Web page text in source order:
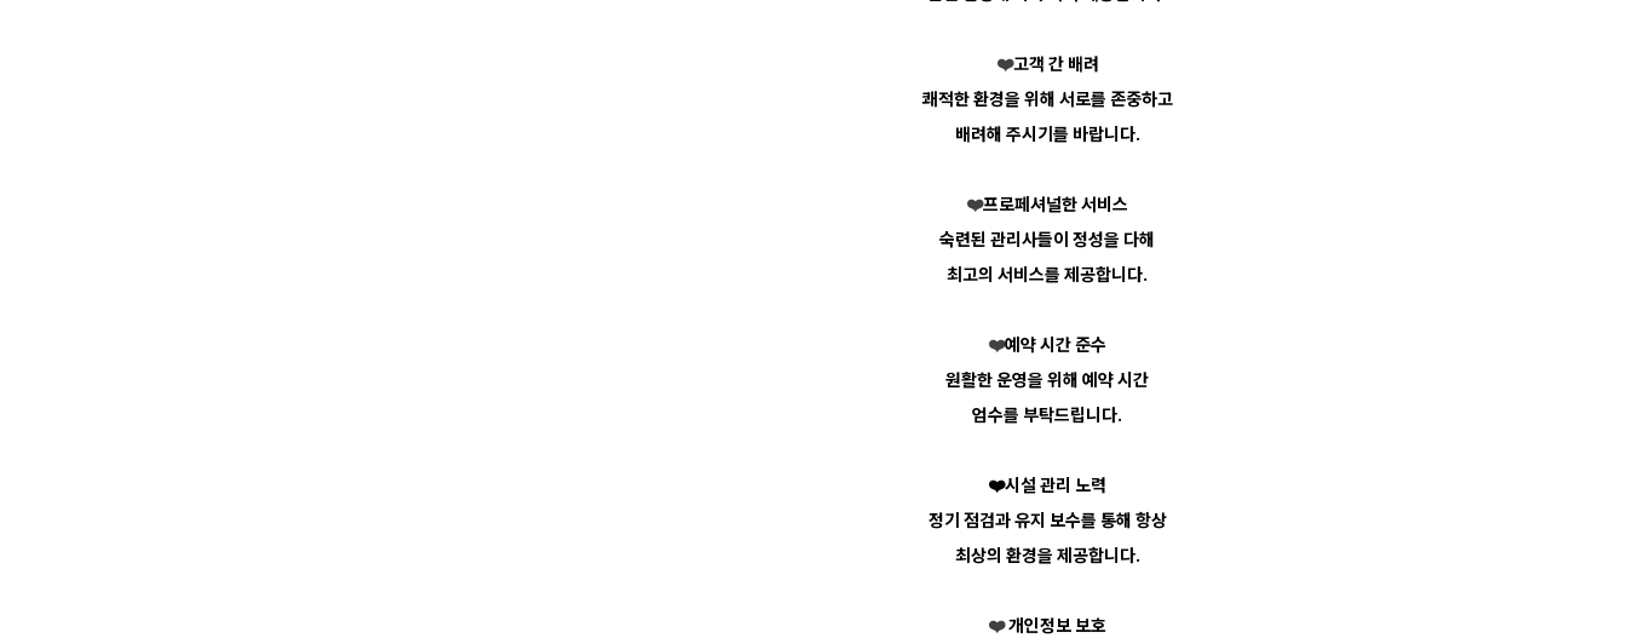
❤️고객 간 배려
쾌적한 환경을 위해 서로를 존중하고
배려해 주시기를 바랍니다.
❤️프로페셔널한 서비스
숙련된 관리사들이 정성을 다해
최고의 서비스를 제공합니다.
❤️예약 시간 준수
원활한 운영을 위해 예약 시간
엄수를 부탁드립니다.
❤️시설 관리 노력
정기 점검과 유지 보수를 통해 항상
최상의 환경을 제공합니다.
❤️개인정보 보호